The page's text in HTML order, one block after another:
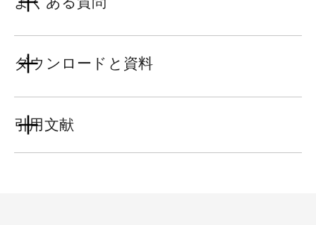
ダウンロードと資料
引用文献